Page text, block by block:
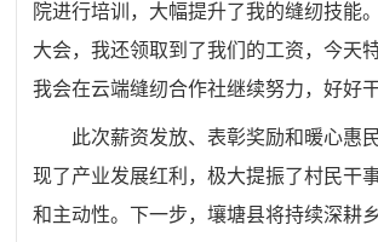
院进行培训，大幅提升了我的缝纫技能
大会，我还领取到了我们的工资，今天
我会在云端缝纫合作社继续努力，好好
此次薪资发放、表彰奖励和暖心惠
现了产业发展红利，极大提振了村民干
和主动性。下一步，壤塘县将持续深耕